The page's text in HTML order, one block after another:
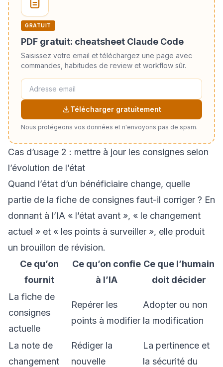
GRATUIT
PDF gratuit: cheatsheet Claude Code
Saisissez votre email et téléchargez une page avec
commandes, habitudes de review et workflow sûr.
Télécharger gratuitement
Nous protégeons vos données et n'envoyons pas de spam.
Cas d’usage 2 : mettre à jour les consignes selon
l’évolution de l’état
Quand l’état d’un bénéficiaire change, quelle
partie de la fiche de consignes faut-il corriger ? En
donnant à l’IA « l’état avant », « le changement
actuel » et « les points à surveiller », elle produit
un brouillon de révision.
Ce qu’on
fournit
Ce qu’on confie
à l’IA
Ce que l’humain
doit décider
La fiche de
consignes
actuelle
Repérer les
points à modifier
Adopter ou non
la modification
La note de
changement
Rédiger la
nouvelle
La pertinence et
la sécurité du